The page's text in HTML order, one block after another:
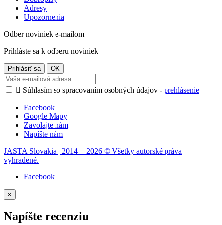
Adresy
Upozornenia
Odber noviniek e-mailom
Prihláste sa k odberu noviniek
 Súhlasím so spracovaním osobných údajov - prehlásenie
Facebook
Google Mapy
Zavolajte nám
Napíšte nám
JASTA Slovakia | 2014 − 2026 © Všetky autorské práva
vyhradené.
Facebook
×
Napíšte recenziu